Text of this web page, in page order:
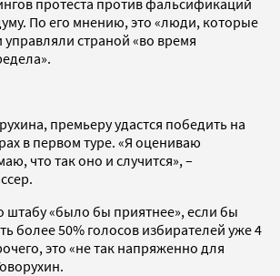
По его мнению, это «люди, которые
управляли страной «во время
премьеру удастся победить на
в первом туре. «Я оцениваю
что так оно и случится», –
штабу «было бы приятнее», если бы
более 50% голосов избирателей уже 4
это «не так напряженно для